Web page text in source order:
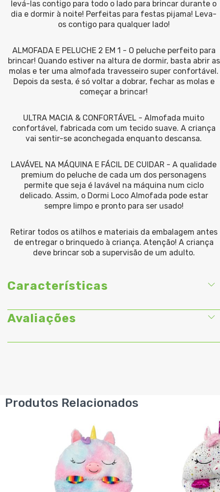
levá-las contigo para todo o lado para brincar durante o
dia e dormir à noite! Perfeitas para festas pijama! Leva-
os contigo para qualquer lado!
ALMOFADA E PELUCHE 2 EM 1 - O peluche perfeito para
brincar! Quando estiver na altura de dormir, basta abrir as
molas e ter uma almofada travesseiro super confortável.
Depois da sesta, é só voltar a dobrar, fechar as molas e
começar a brincar!
ULTRA MACIA & CONFORTÁVEL - Almofada muito
confortável, fabricada com um tecido suave. A criança
vai sentir-se aconchegada enquanto descansa.
LAVÁVEL NA MÁQUINA E FÁCIL DE CUIDAR - A qualidade
premium do peluche de cada um dos personagens
permite que seja é lavável na máquina num ciclo
delicado. Assim, o Dormi Loco Almofada pode estar
sempre limpo e pronto para ser usado!
Retirar todos os atilhos e materiais da embalagem antes
de entregar o brinquedo à criança. Atenção! A criança
deve brincar sob a supervisão de um adulto.
Características
Avaliações
Produtos Relacionados